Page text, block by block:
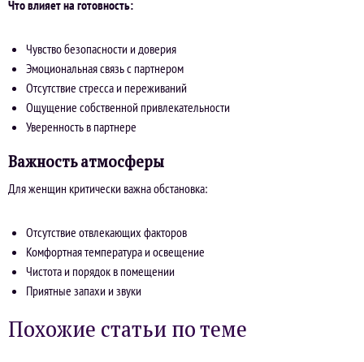
Что влияет на готовность:
Чувство безопасности и доверия
Эмоциональная связь с партнером
Отсутствие стресса и переживаний
Ощущение собственной привлекательности
Уверенность в партнере
Важность атмосферы
Для женщин критически важна обстановка:
Отсутствие отвлекающих факторов
Комфортная температура и освещение
Чистота и порядок в помещении
Приятные запахи и звуки
Похожие статьи по теме